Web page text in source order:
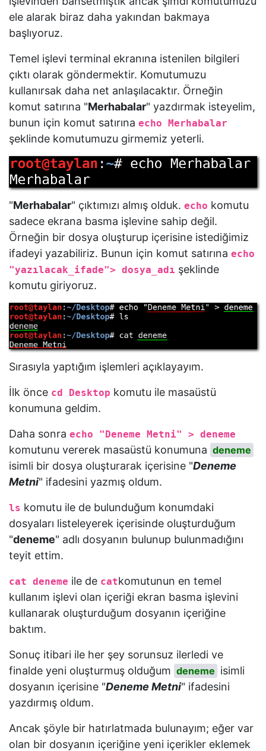
ele alarak biraz daha yakından bakmaya
başlıyoruz.
Temel işlevi terminal ekranına istenilen bilgileri
çıktı olarak göndermektir. Komutumuzu
kullanırsak daha net anlaşılacaktır. Örneğin
komut satırına "Merhabalar" yazdırmak isteyelim,
bunun için komut satırına echo Merhabalar
şeklinde komutumuzu girmemiz yeterli.
"Merhabalar" çıktımızı almış olduk. echo komutu
sadece ekrana basma işlevine sahip değil.
Örneğin bir dosya oluşturup içerisine istediğimiz
ifadeyi yazabiliriz. Bunun için komut satırına echo
"yazılacak_ifade"> dosya_adı şeklinde
komutu giriyoruz.
Sırasıyla yaptığım işlemleri açıklayayım.
İlk önce cd Desktop komutu ile masaüstü
konumuna geldim.
Daha sonra echo "Deneme Metni" > deneme
komutunu vererek masaüstü konumuna deneme
isimli bir dosya oluşturarak içerisine "Deneme
Metni" ifadesini yazmış oldum.
ls komutu ile de bulunduğum konumdaki
dosyaları listeleyerek içerisinde oluşturduğum
"deneme" adlı dosyanın bulunup bulunmadığını
teyit ettim.
cat deneme ile de catkomutunun en temel
kullanım işlevi olan içeriği ekran basma işlevini
kullanarak oluşturduğum dosyanın içeriğine
baktım.
Sonuç itibari ile her şey sorunsuz ilerledi ve
finalde yeni oluşturmuş olduğum deneme isimli
dosyanın içerisine "Deneme Metni" ifadesini
yazdırmış oldum.
Ancak şöyle bir hatırlatmada bulunayım; eğer var
olan bir dosyanın içeriğine yeni içerikler eklemek